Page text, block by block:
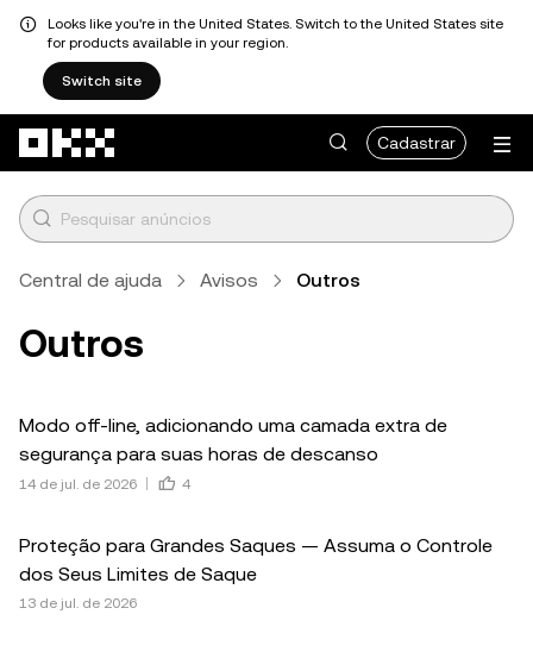
Looks like you're in the United States. Switch to the United States site
for products available in your region.
Switch site
Cadastrar
Central de ajuda Avisos Outros
Outros
Modo off-line, adicionando uma camada extra de
segurança para suas horas de descanso
14 de jul. de 2026 4
Proteção para Grandes Saques — Assuma o Controle
dos Seus Limites de Saque
13 de jul. de 2026